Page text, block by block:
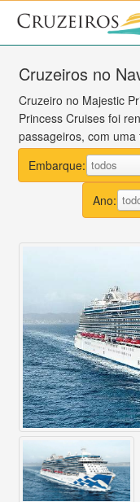
Cruzeiros no
Cruzeiro no Majestic
Princess Cruises foi
passageiros, com
Embarque:
Ano: